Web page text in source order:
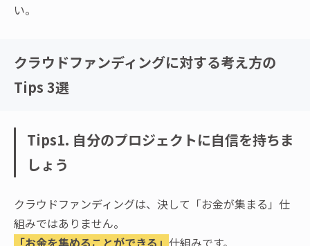
い。
クラウドファンディングに対する考え方の
Tips 3選
Tips1. 自分のプロジェクトに自信を持ちま
しょう
クラウドファンディングは、決して「お金が集まる」仕
組みではありません。
「お金を集めることができる」 仕組みです。